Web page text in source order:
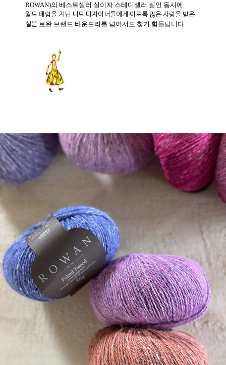
ROWAN)의 베스트셀러 실이자 스테디셀러 실인 동시에
월드 페임을 지닌 니트 디자이너들에게 이토록 많은 사랑을 받은
실은 로완 브랜드 바운드리를 넘어서도 찾기 힘들답니다.